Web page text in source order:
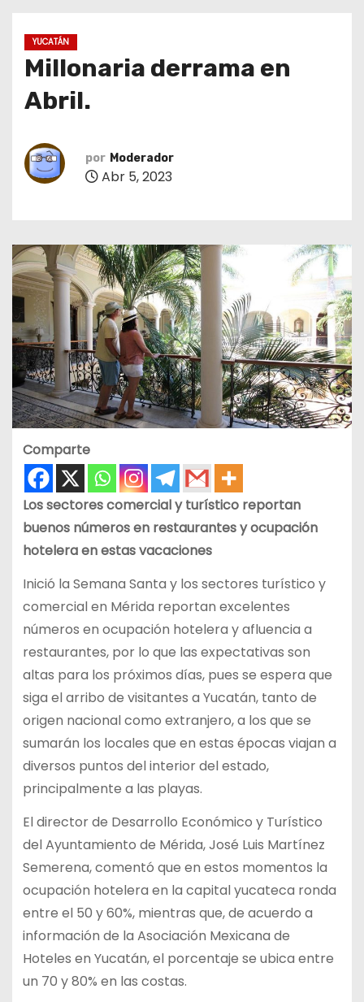
YUCATÁN
Millonaria derrama en
Abril.
por Moderador
Abr 5, 2023
Comparte
Los sectores comercial y turístico reportan
buenos números en restaurantes y ocupación
hotelera en estas vacaciones
Inició la Semana Santa y los sectores turístico y
comercial en Mérida reportan excelentes
números en ocupación hotelera y afluencia a
restaurantes, por lo que las expectativas son
altas para los próximos días, pues se espera que
siga el arribo de visitantes a Yucatán, tanto de
origen nacional como extranjero, a los que se
sumarán los locales que en estas épocas viajan a
diversos puntos del interior del estado,
principalmente a las playas.
El director de Desarrollo Económico y Turístico
del Ayuntamiento de Mérida, José Luis Martínez
Semerena, comentó que en estos momentos la
ocupación hotelera en la capital yucateca ronda
entre el 50 y 60%, mientras que, de acuerdo a
información de la Asociación Mexicana de
Hoteles en Yucatán, el porcentaje se ubica entre
un 70 y 80% en las costas.